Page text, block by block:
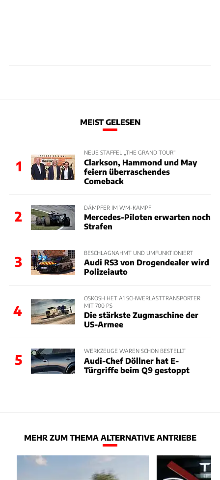
MEIST GELESEN
1
NEUE STAFFEL „THE GRAND TOUR“
Clarkson, Hammond und May
feiern überraschendes
Comeback
2
DÄMPFER IM WM-KAMPF
Mercedes-Piloten erwarten noch
Strafen
3
BESCHLAGNAHMT UND UMFUNKTIONIERT
Audi RS3 von Drogendealer wird
Polizeiauto
4
OSKOSH HET A1 SCHWERLASTTRANSPORTER
MIT 700 PS
Die stärkste Zugmaschine der
US-Armee
5
WERKZEUGE WAREN SCHON BESTELLT
Audi-Chef Döllner hat E-
Türgriffe beim Q9 gestoppt
MEHR ZUM THEMA ALTERNATIVE ANTRIEBE